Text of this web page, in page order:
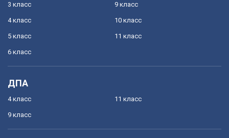
3 класс
4 класс
5 класс
6 класс
9 класс
10 класс
11 класс
ДПА
4 класс
9 класс
11 класс